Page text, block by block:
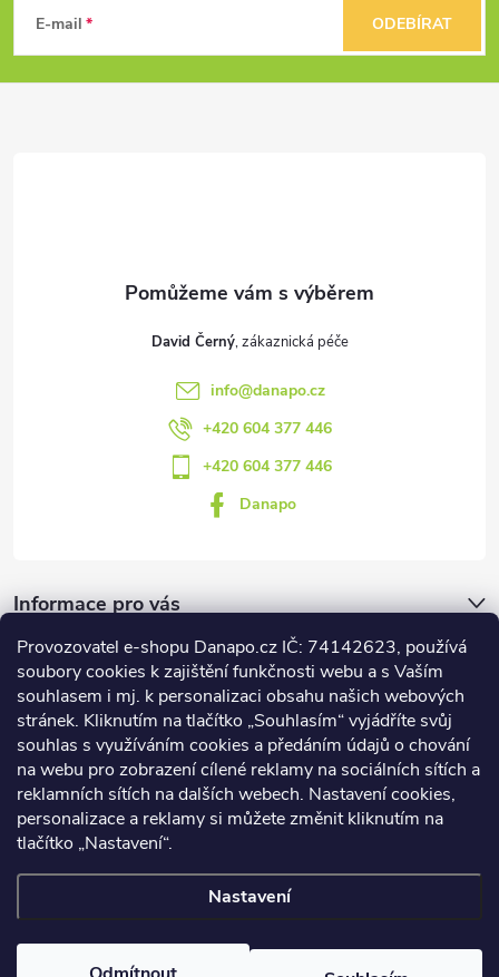
Provozovatel e-shopu Danapo.cz IČ: 74142623, používá
soubory cookies k zajištění funkčnosti webu a s Vaším
souhlasem i mj. k personalizaci obsahu našich webových
stránek. Kliknutím na tlačítko „Souhlasím“ vyjádříte svůj
souhlas s využíváním cookies a předáním údajů o chování
na webu pro zobrazení cílené reklamy na sociálních sítích a
reklamních sítích na dalších webech. Nastavení cookies,
personalizace a reklamy si můžete změnit kliknutím na
tlačítko „Nastavení“.
Nastavení
p
E-mail ODEBÍRAT
David Černý
info@danapo.cz
+420 604 377 446
+420 604 377 446
Danapo
Informace pro vás
Dotazník
Co upřednosťnujete?
Počet hlasů:437
Facebook
Upravit nastavení cookies